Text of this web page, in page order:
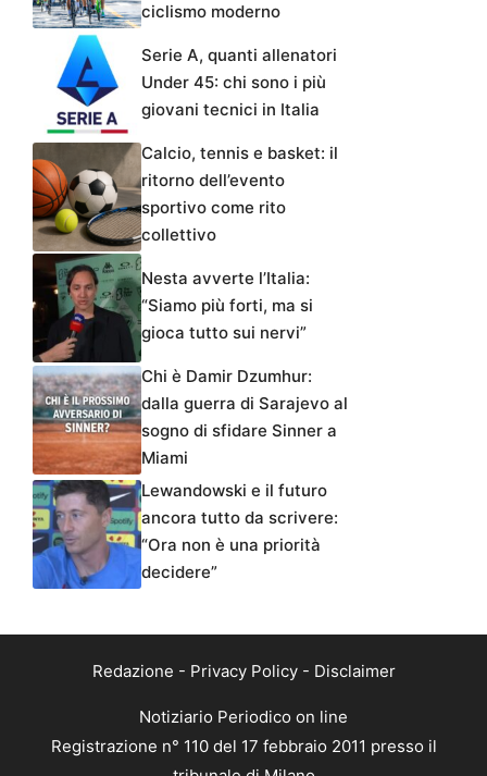
ciclismo moderno
Serie A, quanti allenatori
Under 45: chi sono i più
giovani tecnici in Italia
Calcio, tennis e basket: il
ritorno dell’evento
sportivo come rito
collettivo
Nesta avverte l’Italia:
“Siamo più forti, ma si
gioca tutto sui nervi”
Chi è Damir Dzumhur:
dalla guerra di Sarajevo al
sogno di sfidare Sinner a
Miami
Lewandowski e il futuro
ancora tutto da scrivere:
“Ora non è una priorità
decidere”
Redazione - Privacy Policy- Disclaimer
Notiziario Periodico on line
Registrazione n° 110 del 17 febbraio 2011 presso il